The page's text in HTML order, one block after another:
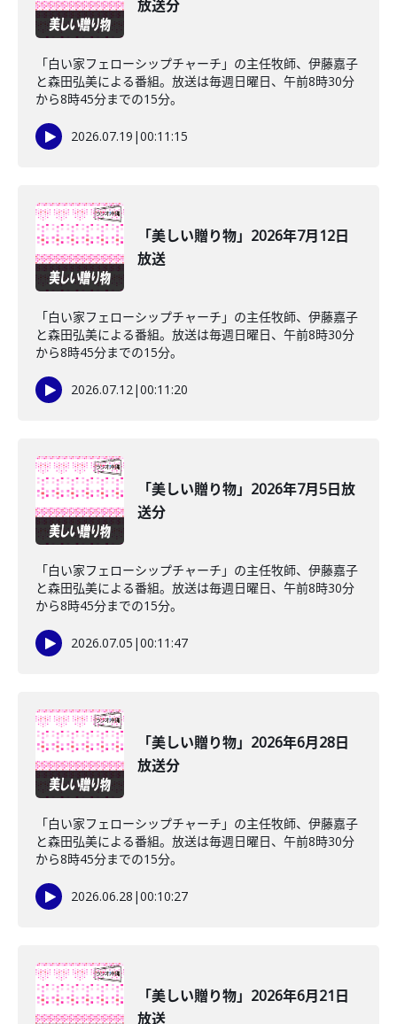
放送分
「白い家フェローシップチャーチ」の主任牧師、伊藤嘉子
と森田弘美による番組。放送は毎週日曜日、午前8時30分
から8時45分までの15分。
2026.07.19 |00:11:15
「美しい贈り物」2026年7月12日
放送
「白い家フェローシップチャーチ」の主任牧師、伊藤嘉子
と森田弘美による番組。放送は毎週日曜日、午前8時30分
から8時45分までの15分。
2026.07.12|00:11:20
「美しい贈り物」2026年7月5日放
送分
「白い家フェローシップチャーチ」の主任牧師、伊藤嘉子
と森田弘美による番組。放送は毎週日曜日、午前8時30分
から8時45分までの15分。
2026.07.05 |00:11:47
「美しい贈り物」2026年6月28日
放送分
「白い家フェローシップチャーチ」の主任牧師、伊藤嘉子
と森田弘美による番組。放送は毎週日曜日、午前8時30分
から8時45分までの15分。
2026.06.28 |00:10:27
「美しい贈り物」2026年6月21日
放送